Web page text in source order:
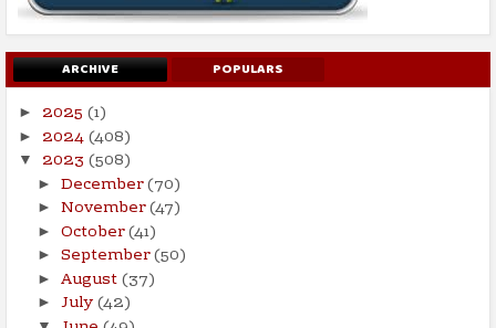
ARCHIVE POPULARS
► 2025 (1)
► 2024(408)
▼ 2023 (508)
► December(70)
► November(47)
► October(41)
► September(50)
► August(37)
► July(42)